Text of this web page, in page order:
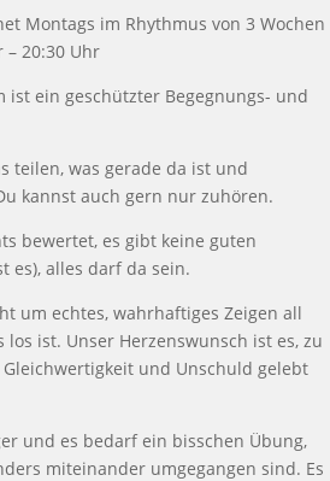
Montags im Rhythmus von 3 Wochen
– 20:30 Uhr
ist ein geschützter Begegnungs- und
teilen, was gerade da ist und
kannst auch gern nur zuhören.
bewertet, es gibt keine guten
es), alles darf da sein.
um echtes, wahrhaftiges Zeigen all
los ist. Unser Herzenswunsch ist es, zu
und Unschuld gelebt
und es bedarf ein bisschen Übung,
miteinander umgegangen sind. Es